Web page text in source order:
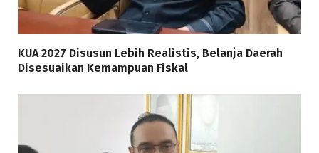
KUA 2027 Disusun Lebih Realistis, Belanja Daerah
Disesuaikan Kemampuan Fiskal